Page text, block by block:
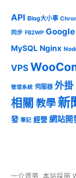
API Blog大小事
同步 FB2WP Google
MySQL Nginx
VPS
管理系統 伺服器 外掛
相關 教學 新
發 筆記 經營 網站開
一介資男, 本站採用